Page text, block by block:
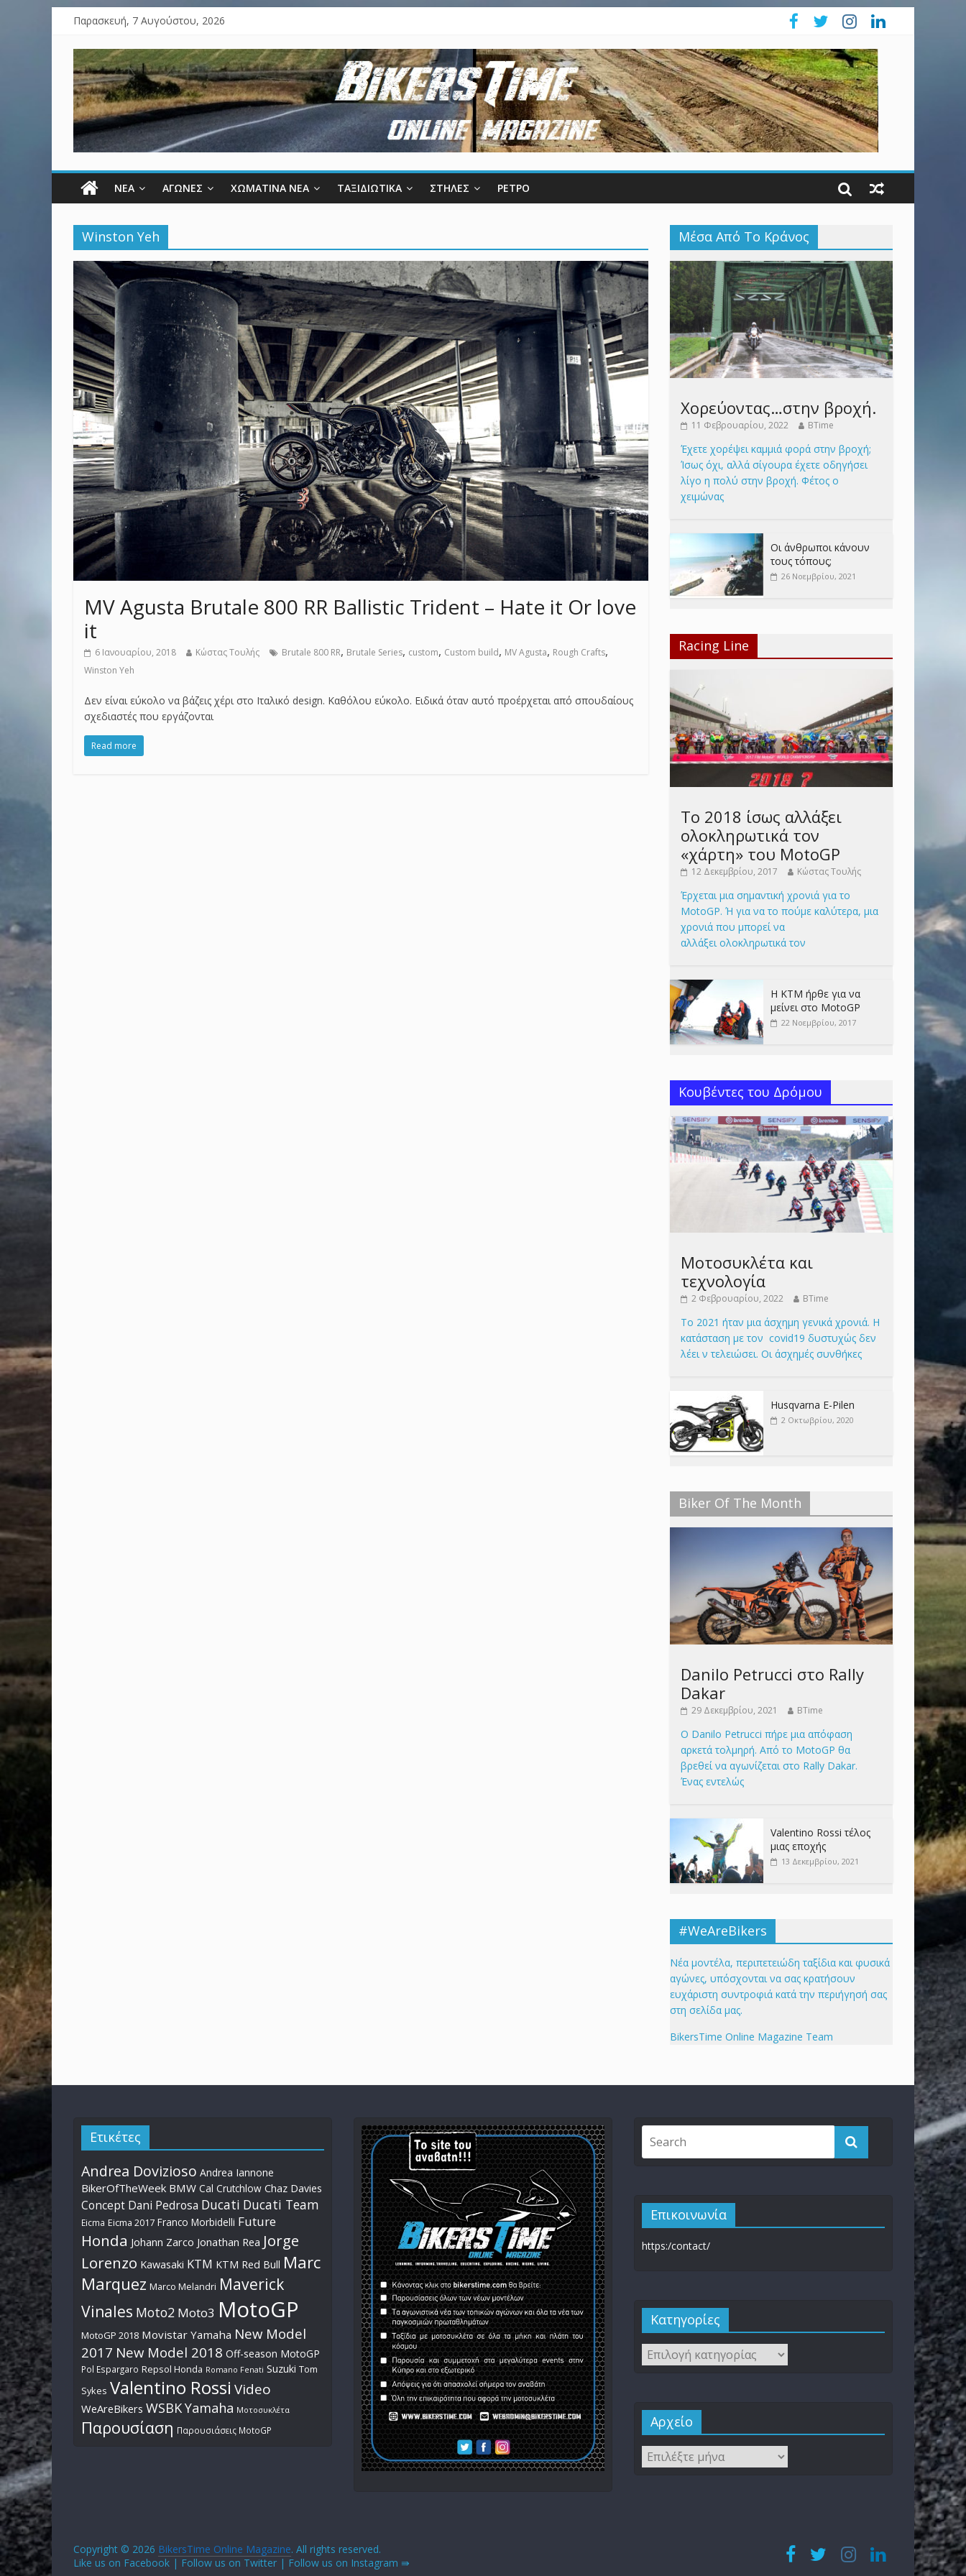
Παρασκευή, 7 Αυγούστου, 2026
ΝΕΑ ΑΓΩΝΕΣ ΧΩΜΑΤΙΝΑ ΝΕΑ ΤΑΞΙΔΙΩΤΙΚΑ ΣΤΗΛΕΣ ΡΕΤΡΟ
Winston Yeh
MV Agusta Brutale 800 RR Ballistic Trident – Hate it Or love
it
6 Ιανουαρίου, 2018 Κώστας Τουλής Brutale 800 RR, Brutale Series, custom, Custom build, MV Agusta, Rough Crafts,
Winston Yeh
Δεν είναι εύκολο να βάζεις χέρι στο Ιταλικό design. Καθόλου εύκολο. Ειδικά όταν αυτό προέρχεται από σπουδαίους
σχεδιαστές που εργάζονται
Read more
Μέσα Από Το Κράνος
Χορεύοντας…στην βροχή.
11 Φεβρουαρίου, 2022 BTime
Έχετε χορέψει καμμιά φορά στην βροχή;
Ίσως όχι, αλλά σίγουρα έχετε οδηγήσει
λίγο η πολύ στην βροχή. Φέτος ο
χειμώνας
Οι άνθρωποι κάνουν
τους τόπους;
26 Νοεμβρίου, 2021
Racing Line
Το 2018 ίσως αλλάξει
ολοκληρωτικά τον
«χάρτη» του MotoGP
12 Δεκεμβρίου, 2017 Κώστας Τουλής
Έρχεται μια σημαντική χρονιά για το
MotoGP. Ή για να το πούμε καλύτερα, μια
χρονιά που μπορεί να
αλλάξει ολοκληρωτικά τον
Η KTM ήρθε για να
μείνει στο MotoGP
22 Νοεμβρίου, 2017
Κουβέντες του Δρόμου
Μοτοσυκλέτα και
τεχνολογία
2 Φεβρουαρίου, 2022 BTime
Το 2021 ήταν μια άσχημη γενικά χρονιά. Η
κατάσταση με τον covid19 δυστυχώς δεν
λέει ν τελειώσει. Οι άσχημές συνθήκες
Husqvarna E-Pilen
2 Οκτωβρίου, 2020
Biker Of The Month
Danilo Petrucci στο Rally
Dakar
29 Δεκεμβρίου, 2021 BTime
Ο Danilo Petrucci πήρε μια απόφαση
αρκετά τολμηρή. Από το MotoGP θα
βρεθεί να αγωνίζεται στο Rally Dakar.
Ένας εντελώς
Valentino Rossi τέλος
μιας εποχής
13 Δεκεμβρίου, 2021
#WeAreBikers
Νέα μοντέλα, περιπετειώδη ταξίδια και φυσικά
αγώνες, υπόσχονται να σας κρατήσουν
ευχάριστη συντροφιά κατά την περιήγησή σας
στη σελίδα μας.
BikersTime Online Magazine Team
Ετικέτες
Andrea Dovizioso Andrea Iannone
BikerOfTheWeek BMW Cal Crutchlow Chaz Davies
Concept Dani Pedrosa Ducati Ducati Team
Eicma Eicma 2017 Franco Morbidelli Future
Honda Johann Zarco Jonathan Rea Jorge
Lorenzo Kawasaki KTM KTM Red Bull Marc
Marquez Marco Melandri Maverick
Vinales Moto2 Moto3 MotoGP
MotoGP 2018 Movistar Yamaha New Model
2017 New Model 2018 Off-season MotoGP
Pol Espargaro Repsol Honda Romano Fenati Suzuki Tom
Sykes Valentino Rossi Video
WeAreBikers WSBKYamaha Μοτοσυκλέτα
Παρουσίαση Παρουσιάσεις MotoGP
Επικοινωνία
https:/contact/
Kατηγορίες
Αρχείο
Copyright © 2026 BikersTime Online Magazine. All rights reserved.
Like us on Facebook | Follow us on Twitter | Follow us on Instagram ⇛